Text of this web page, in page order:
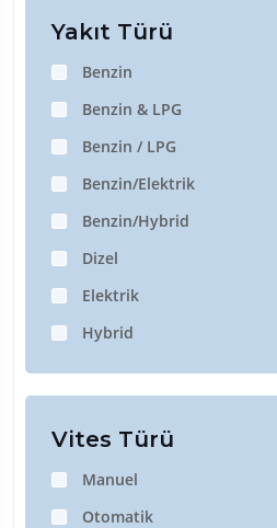
Yakıt Türü
Benzin
Benzin & LPG
Benzin / LPG
Benzin/Elektrik
Benzin/Hybrid
Dizel
Elektrik
Hybrid
Vites Türü
Manuel
Otomatik